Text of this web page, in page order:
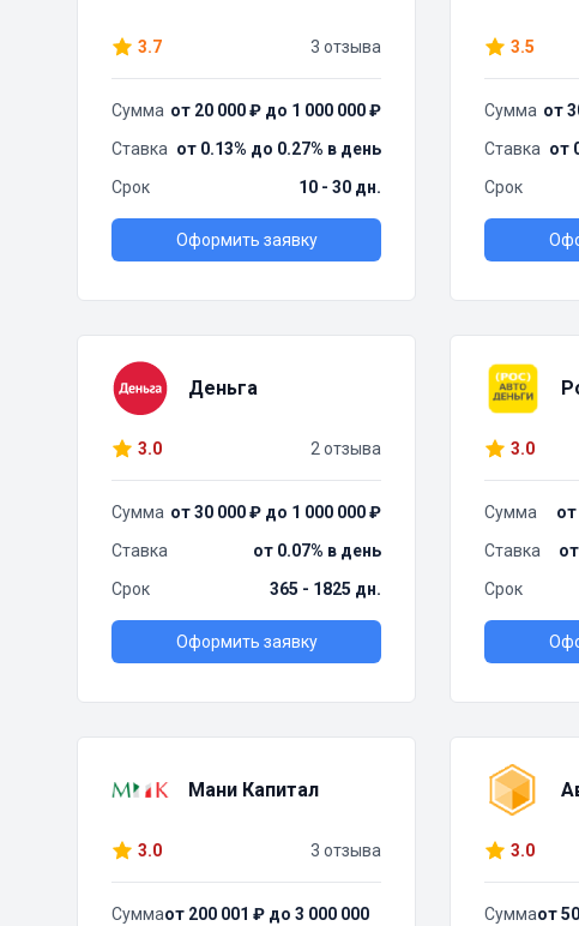
3.7 3 отзыва
Сумма от 20 000 ₽ до 1 000 000 ₽
Ставка от 0.13% до 0.27% в день
Срок
10 - 30 дн.
Оформить заявку
3.5
Сумма от
Ставка от
Срок
Деньга
3.0 2 отзыва
Сумма от 30 000 ₽ до 1 000 000 ₽
Ставка
от 0.07% в день
Срок
365 - 1825 дн.
Оформить заявку
3.0
Сумма
Ставка
Срок
Мани Капитал
3.0 3 отзыва
Суммаот 200 001 ₽ до 3 000 000
3.0
Суммаот